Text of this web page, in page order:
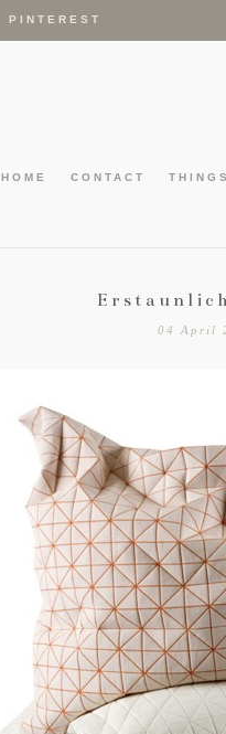
PINTEREST
HOME CONTACT
04 April